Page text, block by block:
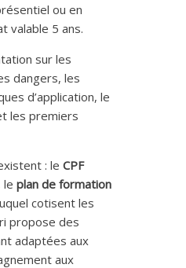
ou en
valable 5 ans.
sur les
dangers, les
d’application, le
les premiers
: le CPF
le plan de formation
cotisent les
propose des
adaptées aux
aux